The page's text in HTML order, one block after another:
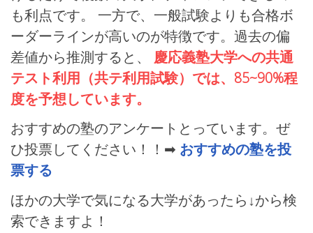
も利点です。 一方で、一般試験よりも合格ボ
ーダーラインが高いのが特徴です。過去の偏
差値から推測すると、 慶応義塾大学への共通
テスト利用（共テ利用試験）では、85~90%程
度を予想しています。
おすすめの塾のアンケートとっています。ぜ
ひ投票してください！！➡ おすすめの塾を投
票する
ほかの大学で気になる大学があったら↓から検
索できますよ！